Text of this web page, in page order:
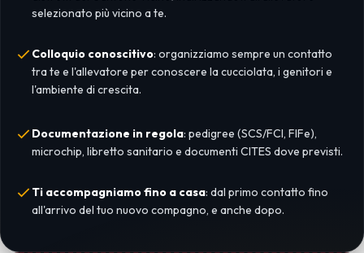
selezionato più vicino a te.
Colloquio conoscitivo: organizziamo sempre un contatto
tra te e l'allevatore per conoscere la cucciolata, i genitori e
l'ambiente di crescita.
Documentazione in regola: pedigree (SCS/FCI, FIFe),
microchip, libretto sanitario e documenti CITES dove previsti.
Ti accompagniamo fino a casa: dal primo contatto fino
all'arrivo del tuo nuovo compagno, e anche dopo.